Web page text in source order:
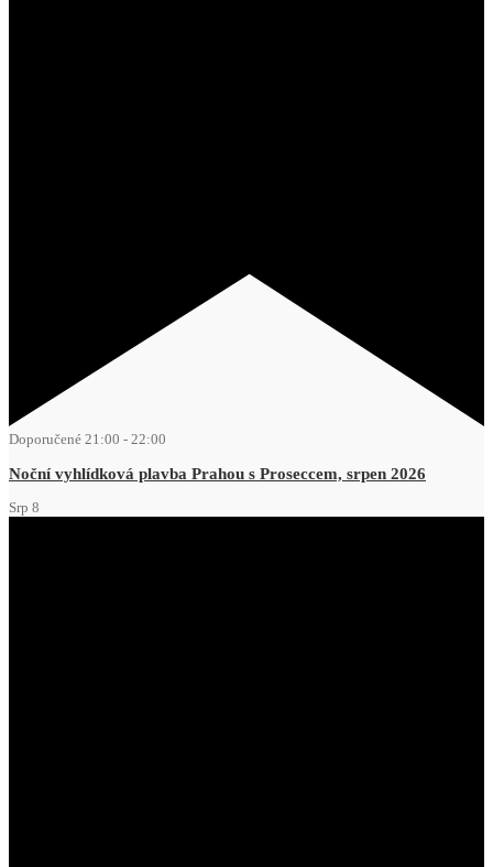
Doporučené 21:00 - 22:00
Noční vyhlídková plavba Prahou s Proseccem, srpen 2026
Srp 8